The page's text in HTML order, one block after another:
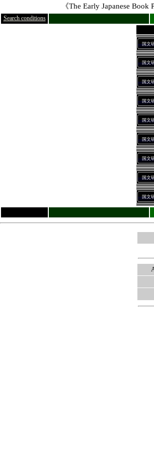
《The Early Japanese Book
Search conditions
国文
国文
国文
国文
国文
国文
国文
国文
国文